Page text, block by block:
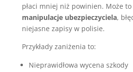
płaci mniej niż powinien. Może
manipulacje ubezpieczyciela,
niejasne zapisy w polisie.
Przykłady zaniżenia to:
Nieprawidłowa wycena szkody